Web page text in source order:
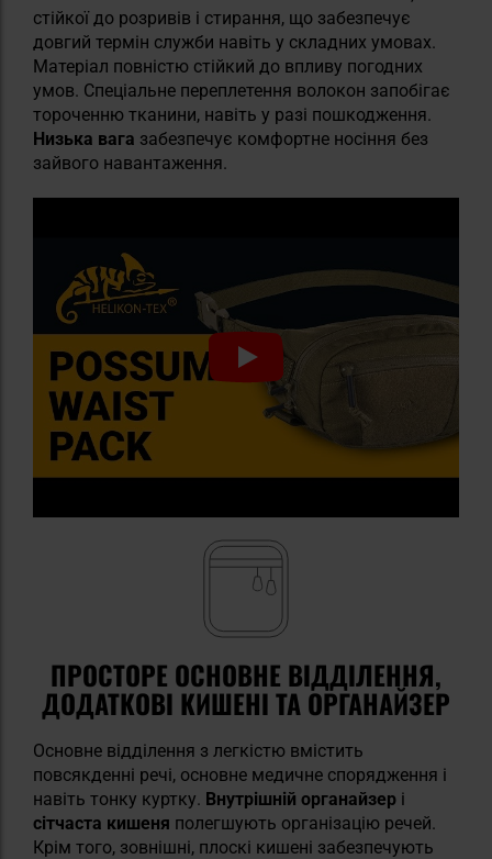
стійкої до розривів і стирання, що забезпечує
довгий термін служби навіть у складних умовах.
Матеріал повністю стійкий до впливу погодних
умов. Спеціальне переплетення волокон запобігає
тороченню тканини, навіть у разі пошкодження.
Низька вага забезпечує комфортне носіння без
зайвого навантаження.
ПРОСТОРЕ ОСНОВНЕ ВІДДІЛЕННЯ,
ДОДАТКОВІ КИШЕНІ ТА ОРГАНАЙЗЕР
Основне відділення з легкістю вмістить
повсякденні речі, основне медичне спорядження і
навіть тонку куртку. Внутрішній органайзер і
сітчаста кишеня полегшують організацію речей.
Крім того, зовнішні, плоскі кишені забезпечують